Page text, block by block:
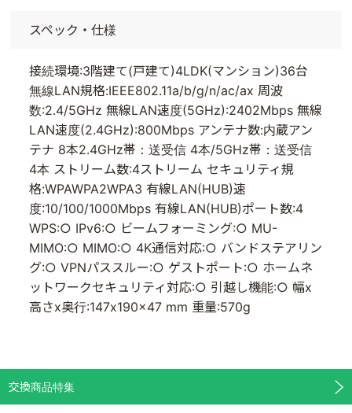
スペック・仕様
接続環境:3階建て(戸建て)4LDK(マンション)36台
無線LAN規格:IEEE802.11a/b/g/n/ac/ax 周波
数:2.4/5GHz 無線LAN速度(5GHz):2402Mbps 無線
LAN速度(2.4GHz):800Mbps アンテナ数:内蔵アン
テナ 8本2.4GHz帯：送受信 4本/5GHz帯：送受信
4本 ストリーム数:4ストリーム セキュリティ規
格:WPAWPA2WPA3 有線LAN(HUB)速
度:10/100/1000Mbps 有線LAN(HUB)ポート数:4
WPS:○ IPv6:○ ビームフォーミング:○ MU-
MIMO:○ MIMO:○ 4K通信対応:○ バンドステアリン
グ:○ VPNパススルー:○ ゲストポート:○ ホームネ
ットワークセキュリティ対応:○ 引越し機能:○ 幅x
高さx奥行:147x190x47 mm 重量:570g
交換商品特集